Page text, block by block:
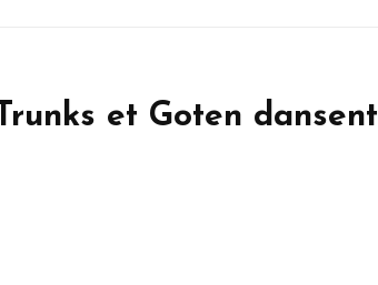
Trunks et Goten dansent